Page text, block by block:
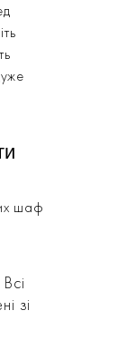
шаф
зі